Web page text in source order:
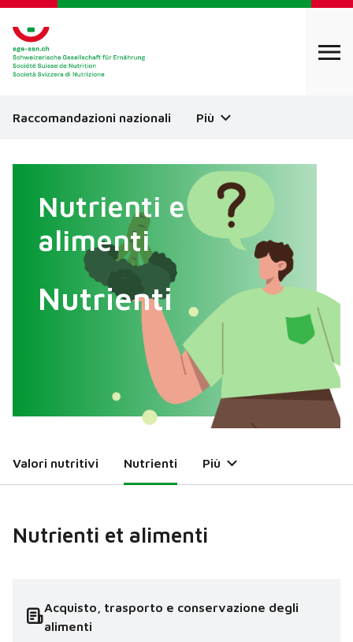
Raccomandazioni nazionali Più
Nutrienti e
alimenti
Nutrienti
Valori nutritivi Nutrienti Più
Nutrienti et alimenti
Acquisto, trasporto e conservazione degli
alimenti